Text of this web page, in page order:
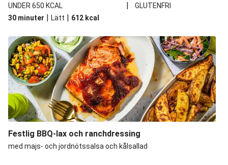
UNDER 650 KCAL |
GLUTENFRI
30 minuter | Lätt | 612 kcal
Festlig BBQ-lax och ranchdressing
med majs- och jordnötssalsa och kålsallad